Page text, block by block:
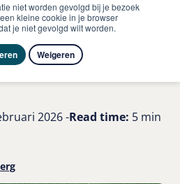
niet worden gevolgd bij je bezoek
kleine cookie in je browser
je niet gevolgd wilt worden.
Weigeren
van
zijn voeding? 7
2026 -Read time: 5 min